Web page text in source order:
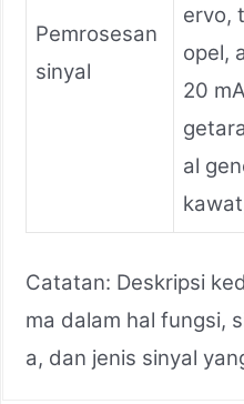
Pemrosesan
sinyal
ervo,
opel,
20
al
Catatan: Deskripsi
ma dalam hal fungsi,
a, dan jenis sinyal